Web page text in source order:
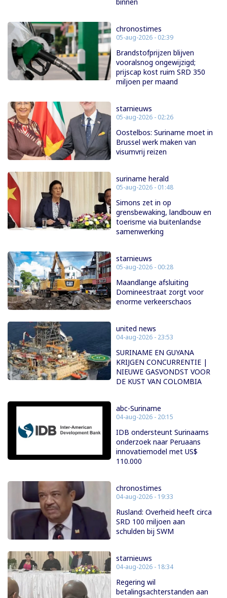
binnen
chronostimes
05-aug-2026 - 02:39
Brandstofprijzen blijven
vooralsnog ongewijzigd;
prijscap kost ruim SRD 350
miljoen per maand
starnieuws
05-aug-2026 - 02:26
Oostelbos: Suriname moet in
Brussel werk maken van
visumvrij reizen
suriname herald
05-aug-2026 - 01:48
Simons zet in op
grensbewaking, landbouw en
toerisme via buitenlandse
samenwerking
starnieuws
05-aug-2026 - 00:28
Maandlange afsluiting
Domineestraat zorgt voor
enorme verkeerschaos
united news
04-aug-2026 - 23:53
SURINAME EN GUYANA
KRIJGEN CONCURRENTIE |
NIEUWE GASVONDST VOOR
DE KUST VAN COLOMBIA
abc-Suriname
04-aug-2026 - 20:15
IDB ondersteunt Surinaams
onderzoek naar Peruaans
innovatiemodel met US$
110.000
chronostimes
04-aug-2026 - 19:33
Rusland: Overheid heeft circa
SRD 100 miljoen aan
schulden bij SWM
starnieuws
04-aug-2026 - 18:34
Regering wil
betalingsachterstanden aan